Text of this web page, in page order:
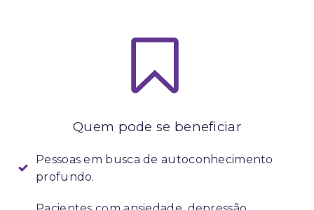
Quem pode se beneficiar
Pessoas em busca de autoconhecimento
profundo.